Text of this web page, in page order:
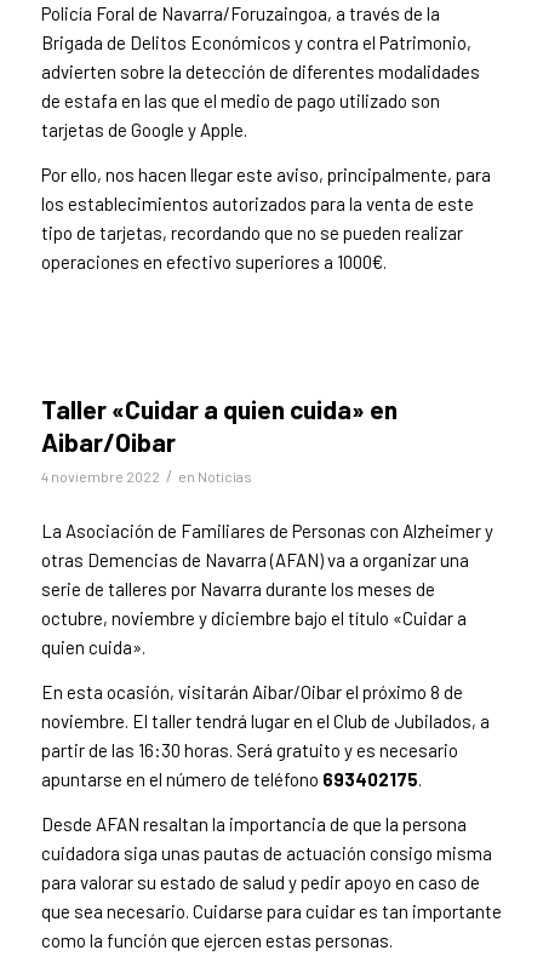
Policía Foral de Navarra/Foruzaingoa, a través de la
Brigada de Delitos Económicos y contra el Patrimonio,
advierten sobre la detección de diferentes modalidades
de estafa en las que el medio de pago utilizado son
tarjetas de Google y Apple.
Por ello, nos hacen llegar este aviso, principalmente, para
los establecimientos autorizados para la venta de este
tipo de tarjetas, recordando que no se pueden realizar
operaciones en efectivo superiores a 1000€.
Taller «Cuidar a quien cuida» en
Aibar/Oibar
4 noviembre 2022 / en Noticias
La Asociación de Familiares de Personas con Alzheimer y
otras Demencias de Navarra (AFAN) va a organizar una
serie de talleres por Navarra durante los meses de
octubre, noviembre y diciembre bajo el título «Cuidar a
quien cuida».
En esta ocasión, visitarán Aibar/Oibar el próximo 8 de
noviembre. El taller tendrá lugar en el Club de Jubilados, a
partir de las 16:30 horas. Será gratuito y es necesario
apuntarse en el número de teléfono 693402175.
Desde AFAN resaltan la importancia de que la persona
cuidadora siga unas pautas de actuación consigo misma
para valorar su estado de salud y pedir apoyo en caso de
que sea necesario. Cuidarse para cuidar es tan importante
como la función que ejercen estas personas.